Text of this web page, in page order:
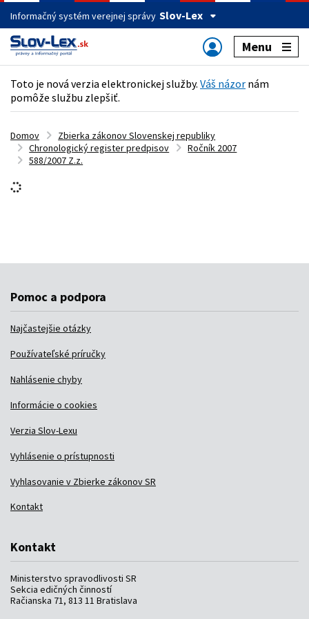
Informačný systém verejnej správy Slov-Lex
Menu
Toto je nová verzia elektronickej služby. Váš názor nám
pomôže službu zlepšiť.
Domov
Zbierka zákonov Slovenskej republiky
Chronologický register predpisov
Ročník 2007
588/2007 Z.z.
Pomoc a podpora
Najčastejšie otázky
Používateľské príručky
Nahlásenie chyby
Informácie o cookies
Verzia Slov-Lexu
Vyhlásenie o prístupnosti
Vyhlasovanie v Zbierke zákonov SR
Kontakt
Kontakt
Ministerstvo spravodlivosti SR
Sekcia edičných činností
Račianska 71, 813 11 Bratislava